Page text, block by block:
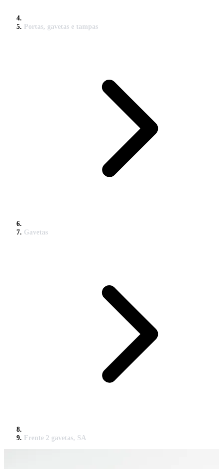
Portas, gavetas e tampas
Gavetas
Frente 2 gavetas, SA